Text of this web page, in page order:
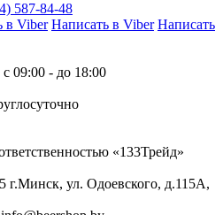
587-84-48
в Viber Написать в Viber Написать
09:00 - до 18:00
«133Трейд»
г.Минск, ул. Одоевского, д.115А,